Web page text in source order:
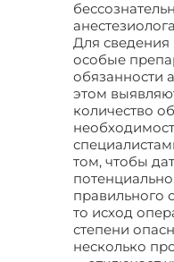
Для сведения
особые
обязанности
этом
количество
том, чтобы
правильного
то исход
степени
несколько